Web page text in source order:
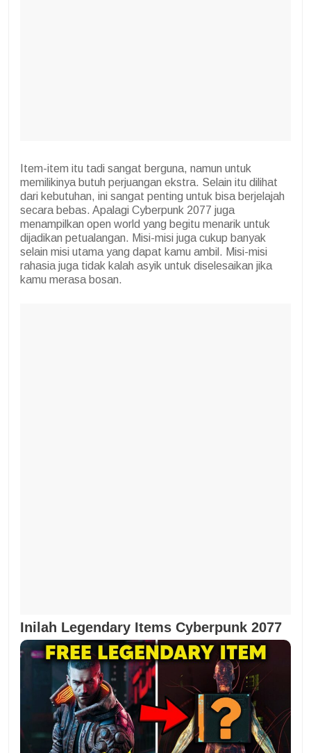
Item-item itu tadi sangat berguna, namun untuk
memilikinya butuh perjuangan ekstra. Selain itu dilihat
dari kebutuhan, ini sangat penting untuk bisa berjelajah
secara bebas. Apalagi Cyberpunk 2077 juga
menampilkan open world yang begitu menarik untuk
dijadikan petualangan. Misi-misi juga cukup banyak
selain misi utama yang dapat kamu ambil. Misi-misi
rahasia juga tidak kalah asyik untuk diselesaikan jika
kamu merasa bosan.
Inilah Legendary Items Cyberpunk 2077